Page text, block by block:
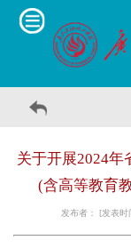
关于开展2024年
(含高等教育
发布者： [发表时